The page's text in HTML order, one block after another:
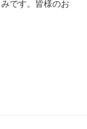
です。皆様のお